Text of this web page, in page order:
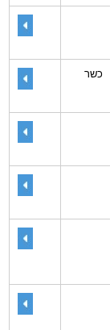
כשר